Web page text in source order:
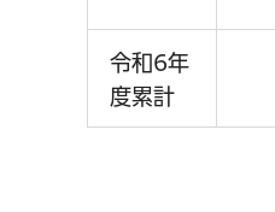
令和6年
度累計